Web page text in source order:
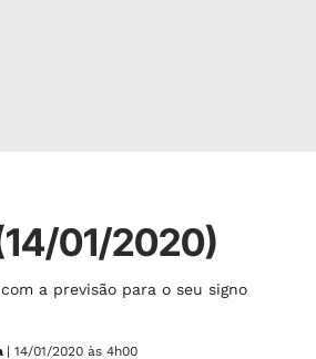
01/2020)
a previsão para o seu signo
| 14/01/2020 às 4h00